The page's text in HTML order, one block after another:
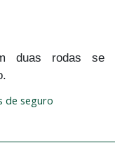
duas rodas se
de seguro